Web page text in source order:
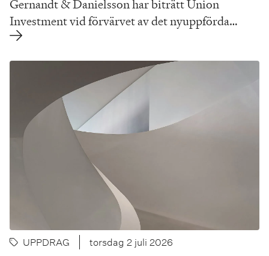
Gernandt & Danielsson har biträtt Union
Investment vid förvärvet av det nyuppförda…
UPPDRAG torsdag 2 juli 2026